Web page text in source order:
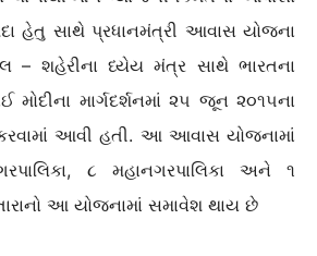
હેતુ સાથે પ્રધાનમંત્રી આવાસ યોજના
– શહેરીના ધ્યેય મંત્ર સાથે ભારતના
મોદીના માર્ગદર્શનમાં ૨૫ જૂન ૨૦૧૫ના
આવી હતી. આ આવાસ યોજનામાં
૮ મહાનગરપાલિકા અને ૧
આ યોજનામાં સમાવેશ થાય છે